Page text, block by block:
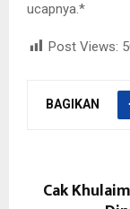
ucapnya.*
Post Views:
BAGIKAN
Cak